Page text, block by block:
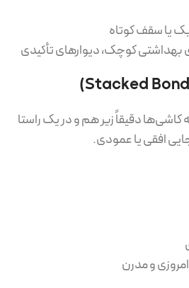
یا سقف کوتاه
کوچک، دیوارهای تأکیدی
دقیقاً زیر هم و در یک راستا
افقی یا عمودی.
و مدرن